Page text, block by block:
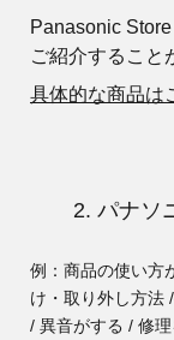
Panasonic
ご紹介すること
具体的な商品は
2. パナソ
例：商品の使い方
け・取り外し方法 /
/ 異音がする / 修